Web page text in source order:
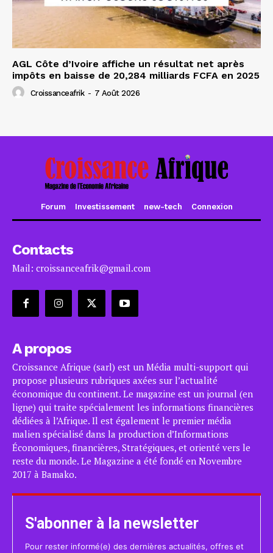
AGL Côte d’Ivoire affiche un résultat net après
impôts en baisse de 20,284 milliards FCFA en 2025
Croissanceafrik - 7 Août 2026
Forum Investissement new-tech Connexion
Contacts
Mail: croissanceafrik@gmail.com
A propos
Croissance Afrique (sarl) est un Média multi-support qui
propose plusieurs rubriques axées sur l’actualité
économique du continent. Le magazine est un journal (en
ligne) qui traite spécialement les informations financières
dédiées à l’Afrique. Il est également le premier média
malien spécialisé dans la production d’Informations
Économiques, financières, Stratégiques, et orienté vers le
reste du monde. Le Magazine a été fondé en Novembre
2017 à Bamako.
S'abonner à la newsletter
Pour rester informé(e) des dernières actualités, offres et